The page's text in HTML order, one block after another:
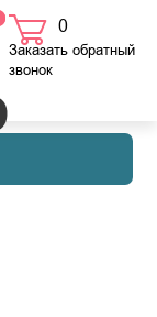
0
в корзине
Заказать обратный
звонок